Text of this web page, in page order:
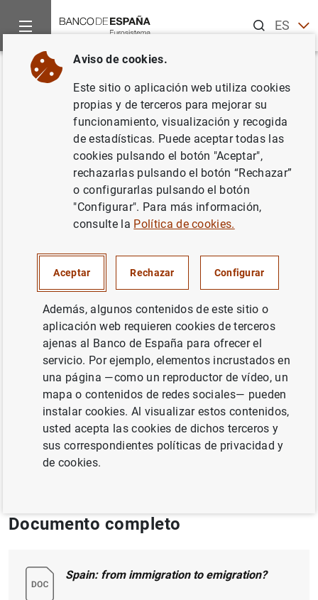
ESEN
Inicio Publicaciones
Volver
Spain: from immigration to
emigration?
Autor: Mario Izquierdo Peinado,Juan
Francisco Jimeno SerranoyAitor Lacuesta
Gabarain
SALUD EDUCACIÓN Y BIENESTAR
POBLACIÓN Y ENVEJECIMIENTO
MERCADO DE TRABAJO UNIÓN EUROPEA
Publicado en:IZA Journal of Development
and Migration, 10 (5), May 2016
Documento completo
Spain: from immigration to emigration?
Aviso de cookies.
Este sitio o aplicación web utiliza cookies
propias y de terceros para mejorar su
funcionamiento, visualización y recogida
de estadísticas. Puede aceptar todas las
cookies pulsando el botón "Aceptar",
rechazarlas pulsando el botón “Rechazar”
o configurarlas pulsando el botón
"Configurar". Para más información,
consulte la Política de cookies.
Aceptar Rechazar Configurar
Además, algunos contenidos de este sitio o
aplicación web requieren cookies de terceros
ajenas al Banco de España para ofrecer el
servicio. Por ejemplo, elementos incrustados en
una página —como un reproductor de vídeo, un
mapa o contenidos de redes sociales— pueden
instalar cookies. Al visualizar estos contenidos,
usted acepta las cookies de dichos terceros y
sus correspondientes políticas de privacidad y
de cookies.